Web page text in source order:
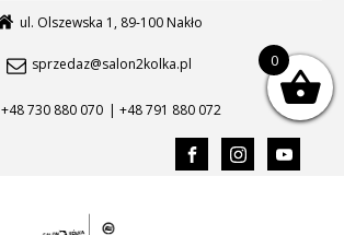
ul. Olszewska 1, 89-100 Nakło
sprzedaz@salon2kolka.pl
+48 730 880 070 | +48 791 880 072
0